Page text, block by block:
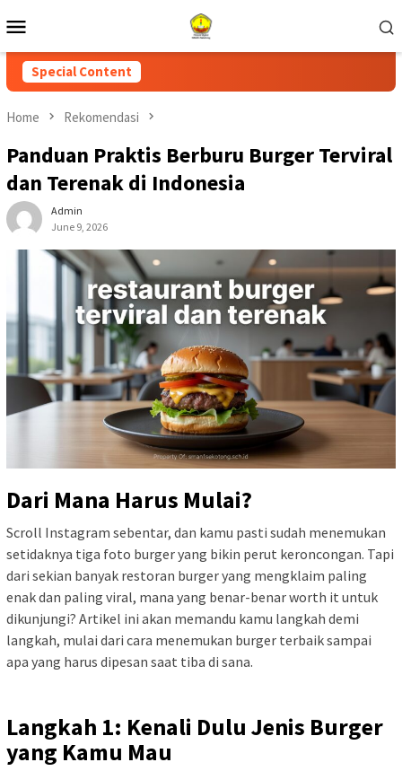
to
Menu
Special Content
Home Rekomendasi
Panduan Praktis Berburu Burger Terviral
dan Terenak di Indonesia
Admin
June 9, 2026
Dari Mana Harus Mulai?
Scroll Instagram sebentar, dan kamu pasti sudah menemukan
setidaknya tiga foto burger yang bikin perut keroncongan. Tapi
dari sekian banyak restoran burger yang mengklaim paling
enak dan paling viral, mana yang benar-benar worth it untuk
dikunjungi? Artikel ini akan memandu kamu langkah demi
langkah, mulai dari cara menemukan burger terbaik sampai
apa yang harus dipesan saat tiba di sana.
Langkah 1: Kenali Dulu Jenis Burger
yang Kamu Mau